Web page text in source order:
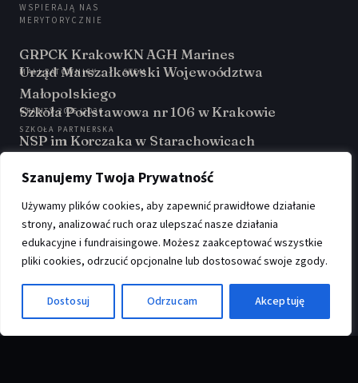
Szanujemy Twoja Prywatność
Używamy plików cookies, aby zapewnić prawidłowe działanie
strony, analizować ruch oraz ulepszać nasze działania
edukacyjne i fundraisingowe. Możesz zaakceptować wszystkie
pliki cookies, odrzucić opcjonalne lub dostosować swoje zgody.
Dostosuj Odrzucam Akceptuję
WSPIERAJĄ NAS
MERYTORYCZNIE
GRPCK Krakow
MALI RATOWNICY
KN AGH Marines
STEM
Urząd Marszałkowski Wojewoództwa
Małopolskiego
GRANTY 2025/2026
Szkoła Podstawowa nr 106 w Krakowie
SZKOŁA PARTNERSKA
NSP im Korczaka w Starachowicach
GirsGetSET
PARTNER PROGRAMU